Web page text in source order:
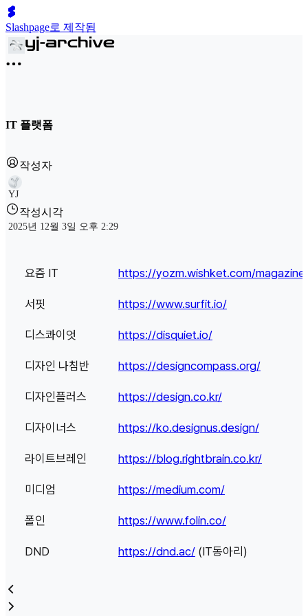
Slashpage로 제작됨
IT 플랫폼
작성자
YJ
작성시각
2025년 12월 3일 오후 2:29
요즘 IT https://yozm.wishket.com/
서핏 https://www.surfit.io/
디스콰이엇 https://disquiet.io/
디자인 나침반 https://designcompass.org/
디자인플러스 https://design.co.kr/
디자이너스 https://ko.designus.design/
라이트브레인 https://blog.rightbrain.co.kr/
미디엄 https://medium.com/
폴인 https://www.folin.co/
DND https://dnd.ac/ (IT동아리)